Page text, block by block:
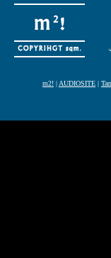
m2! | AUDIOSITE |